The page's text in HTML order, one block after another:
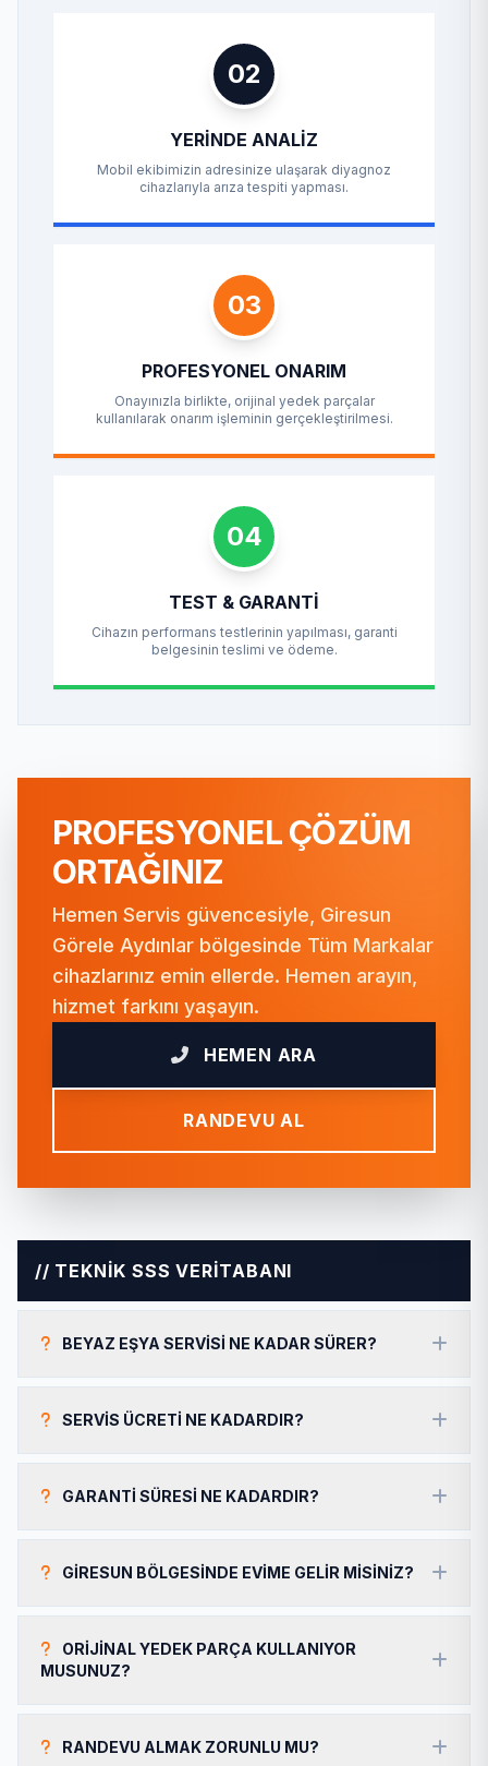
02
YERINDE ANALIZ
Mobil ekibimizin adresinize ulaşarak diyagnoz
cihazlarıyla arıza tespiti yapması.
03
PROFESYONEL ONARIM
Onayınızla birlikte, orijinal yedek parçalar
kullanılarak onarım işleminin gerçekleştirilmesi.
04
TEST & GARANTI
Cihazın performans testlerinin yapılması, garanti
belgesinin teslimi ve ödeme.
PROFESYONEL ÇÖZÜM
ORTAĞINIZ
Hemen Servis güvencesiyle, Giresun
Görele Aydınlar bölgesinde Tüm Markalar
cihazlarınız emin ellerde. Hemen arayın,
hizmet farkını yaşayın.
HEMEN ARA
RANDEVU AL
// TEKNİK SSS VERİTABANI
BEYAZ EŞYA SERVISI NE KADAR SÜRER?
SERVIS ÜCRETI NE KADARDIR?
GARANTI SÜRESI NE KADARDIR?
GIRESUN BÖLGESINDE EVIME GELIR MISINIZ?
ORIJINAL YEDEK PARÇA KULLANIYOR
MUSUNUZ?
RANDEVU ALMAK ZORUNLU MU?